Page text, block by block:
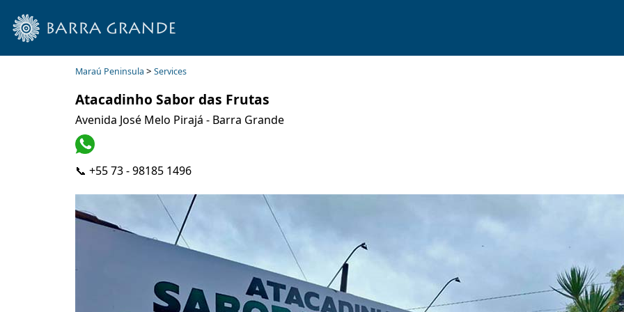
Maraú Peninsula > Services
Atacadinho Sabor das Frutas
Avenida José Melo Pirajá - Barra Grande
📞 +55 73 - 98185 1496